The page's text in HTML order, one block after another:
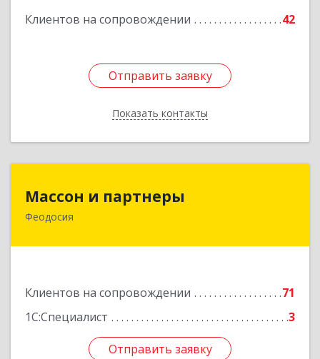
Клиентов на сопровождении 42
Отправить заявку
Показать контакты
Отправить заявку
Назад
Массон и партнеры
Феодосия
Клиентов на сопровождении
71
1С:Специалист
3
Отправить заявку
298112, Крым Респ, Феодосия г, Крымская ул,
Отправить заявку